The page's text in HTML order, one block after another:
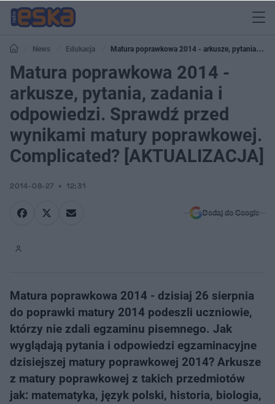
News Edukacja
Matura poprawkowa 2014 - arkusze, pytania,
zadania i odpowiedzi. Sprawdź przed wynikami matury poprawkowej.
Complicated? [AKTUALIZACJA]
Matura poprawkowa 2014 -
arkusze, pytania, zadania i
odpowiedzi. Sprawdź przed
wynikami matury poprawkowej.
Complicated? [AKTUALIZACJA]
2014-08-27 12:31
Dodaj do Google
Matura poprawkowa 2014 - dzisiaj 26 sierpnia
do poprawki matury 2014 podeszli uczniowie,
którzy nie zdali egzaminu pisemnego. Jak
wyglądają pytania i odpowiedzi egzaminacyjne
dzisiejszej matury poprawkowej 2014? Arkusze
z matury poprawkowej z takich przedmiotów
jak: matematyka, język polski, historia, biologia,